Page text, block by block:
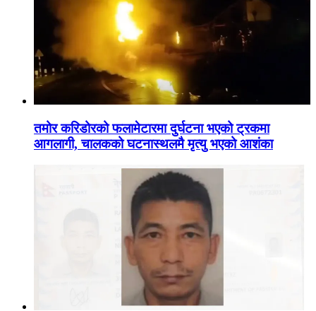
तमोर करिडोरको फलामेटारमा दुर्घटना भएको ट्रकमा
आगलागी, चालकको घटनास्थलमै मृत्यु भएको आशंका